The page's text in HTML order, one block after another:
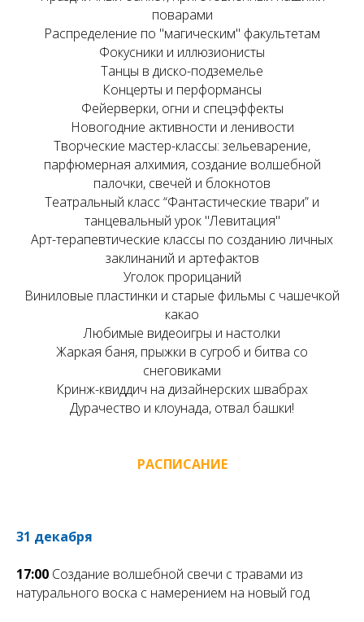
поварами
Распределение по "магическим" факультетам
Фокусники и иллюзионисты
Танцы в диско-подземелье
Концерты и перформансы
Фейерверки, огни и спецэффекты
Новогодние активности и ленивости
Творческие мастер-классы: зельеварение,
парфюмерная алхимия, создание волшебной
палочки, свечей и блокнотов
Театральный класс “Фантастические твари” и
танцевальный урок "Левитация"
Арт-терапевтические классы по созданию личных
заклинаний и артефактов
Уголок прорицаний
Виниловые пластинки и старые фильмы с чашечкой
какао
Любимые видеоигры и настолки
Жаркая баня, прыжки в сугроб и битва со
снеговиками
Кринж-квиддич на дизайнерских швабрах
Дурачество и клоунада, отвал башки!
РАСПИСАНИЕ
31 декабря
17:00 Создание волшебной свечи с травами из
натурального воска с намерением на новый год